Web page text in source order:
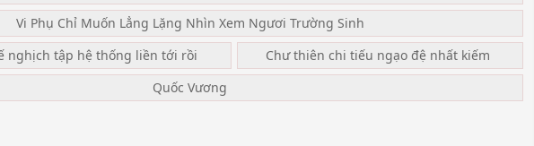
Vi Phụ Chỉ Muốn Lẳng Lặng Nhìn Xem Ngươi Trường Sinh
nghịch tập hệ thống liền tới rồi
Chư thiên chi tiếu ngạo đệ nhất kiếm
Quốc Vương